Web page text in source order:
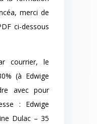
merci de
ci-dessous
courrier, le
(à Edwige
avec pour
: Edwige
Dulac – 35